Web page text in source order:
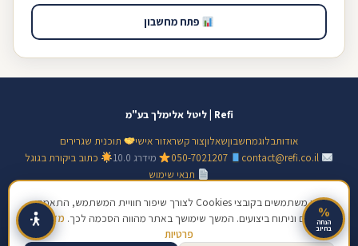
פתח מחשבון
Refi | ליטל אלימלך בע"מ
אודותבלוגמחשבוןשאלוןצור קשראזור אישי
תוכנית שגרירים
050-7021207 מידרג 10.0
כתוב ביקורת בגוגל
תנאי שימוש
© 2026 ליטל אלימלך בע"מ · ח.פ 517128138 · כל הזכויות שמורות | מידע כללי
בלבד, אינו ייעוץ פיננסי מחייב
אנו משתמשים בקובצי Cookies לצורך שיפור חוויית המשתמש, התאמת
תכנים וניתוח ביצועים. המשך שימושך באתר מהווה הסכמה לכך. מדיניות
פרטיות
%
הנחה
בחיוב